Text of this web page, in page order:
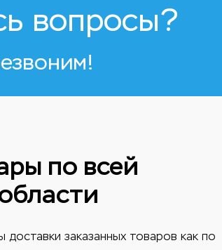
вопросы?
по всей
заказанных товаров как по